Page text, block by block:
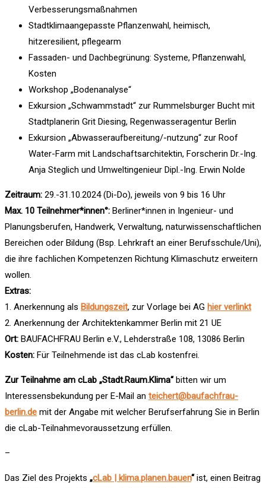
Verbesserungsmaßnahmen
Stadtklimaangepasste Pflanzenwahl, heimisch,
hitzeresilient, pflegearm
Fassaden- und Dachbegrünung: Systeme, Pflanzenwahl,
Kosten
Workshop „Bodenanalyse“
Exkursion „Schwammstadt“ zur Rummelsburger Bucht mit
Stadtplanerin Grit Diesing, Regenwasseragentur Berlin
Exkursion „Abwasseraufbereitung/-nutzung“ zur Roof
Water-Farm mit Landschaftsarchitektin, Forscherin Dr.-Ing.
Anja Steglich und Umweltingenieur Dipl.-Ing. Erwin Nolde
Zeitraum: 29.-31.10.2024 (Di-Do), jeweils von 9 bis 16 Uhr
Max. 10 Teilnehmer*innen°: Berliner*innen in Ingenieur- und
Planungsberufen, Handwerk, Verwaltung, naturwissenschaftlichen
Bereichen oder Bildung (Bsp. Lehrkraft an einer Berufsschule/Uni),
die ihre fachlichen Kompetenzen Richtung Klimaschutz erweitern
wollen.
Extras:
1. Anerkennung als Bildungszeit, zur Vorlage bei AG hier verlinkt
2. Anerkennung der Architektenkammer Berlin mit 21 UE
Ort: BAUFACHFRAU Berlin e.V., Lehderstraße 108, 13086 Berlin
Kosten: Für Teilnehmende ist das cLab kostenfrei.
Zur Teilnahme am cLab „Stadt.Raum.Klima“bitten wir um
Interessensbekundung per E-Mail an teichert@baufachfrau-
berlin.de mit der Angabe mit welcher Berufserfahrung Sie in Berlin
die cLab-Teilnahmevoraussetzung erfüllen.
–
Das Ziel des Projekts „cLab | klima.planen.bauen“ist, einen Beitrag